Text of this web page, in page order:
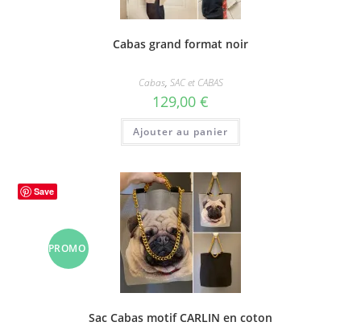
Cabas grand format noir
Cabas, SAC et CABAS
129,00 €
Ajouter au panier
Save
PROMO
Sac Cabas motif CARLIN en coton